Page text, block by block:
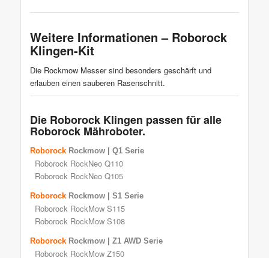
Weitere Informationen – Roborock
Klingen-Kit
Die Rockmow Messer sind besonders geschärft und
erlauben einen sauberen Rasenschnitt.
Die Roborock Klingen passen für alle
Roborock Mähroboter.
Roborock Rockmow | Q1 Serie
Roborock RockNeo Q110
Roborock RockNeo Q105
Roborock Rockmow | S1 Serie
Roborock RockMow S115
Roborock RockMow S108
Roborock Rockmow | Z1 AWD Serie
Roborock RockMow Z150